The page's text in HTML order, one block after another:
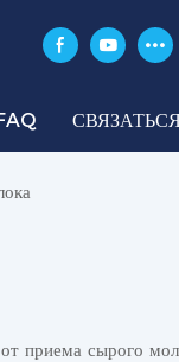
приема сырого